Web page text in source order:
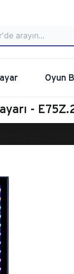
Oyun
-